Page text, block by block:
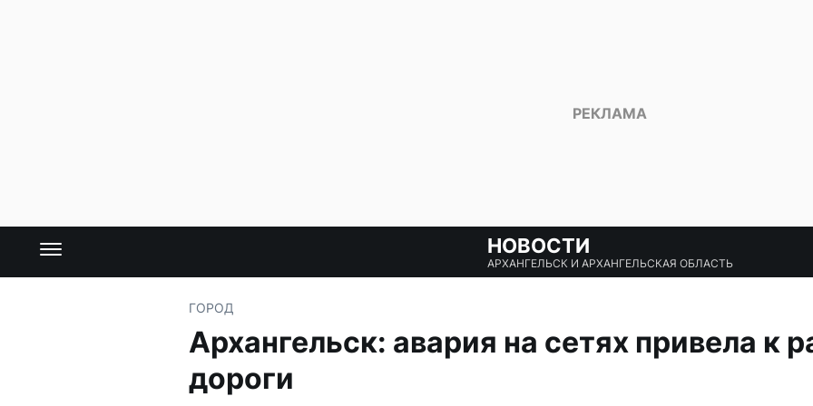
НОВОСТИ
АРХАНГЕЛЬСК И АРХАНГЕЛЬСКАЯ ОБЛАСТЬ
ГОРОД
Архангельск: авария на сетях привела к
дороги